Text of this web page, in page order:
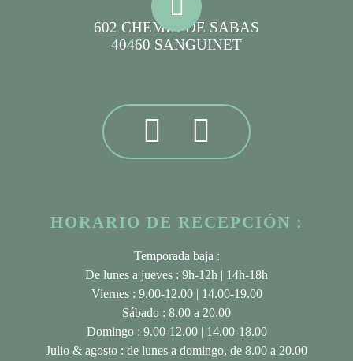
602 CHEMIN DE SABAS
40460 SANGUINET
HORARIO DE RECEPCIÓN :
Temporada baja :
De lunes a jueves : 9h-12h | 14h-18h
Viernes : 9.00-12.00 | 14.00-19.00
Sábado : 8.00 a 20.00
Domingo : 9.00-12.00 | 14.00-18.00
Julio & agosto : de lunes a domingo, de 8.00 a 20.00